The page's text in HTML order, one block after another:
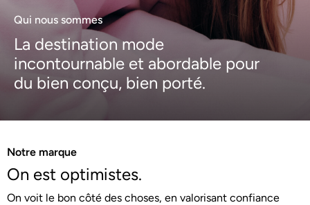
Qui nous sommes
La destination mode
incontournable et abordable pour
du bien conçu, bien porté.
Notre marque
On est optimistes.
On voit le bon côté des choses, en valorisant confiance